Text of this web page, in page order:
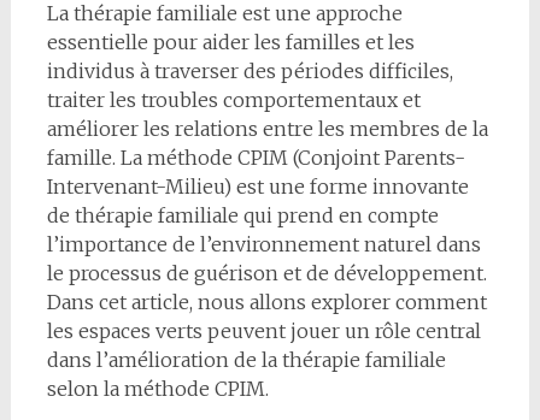
La thérapie familiale est une approche
essentielle pour aider les familles et les
individus à traverser des périodes difficiles,
traiter les troubles comportementaux et
améliorer les relations entre les membres de la
famille. La méthode CPIM (Conjoint Parents-
Intervenant-Milieu) est une forme innovante
de thérapie familiale qui prend en compte
l’importance de l’environnement naturel dans
le processus de guérison et de développement.
Dans cet article, nous allons explorer comment
les espaces verts peuvent jouer un rôle central
dans l’amélioration de la thérapie familiale
selon la méthode CPIM.